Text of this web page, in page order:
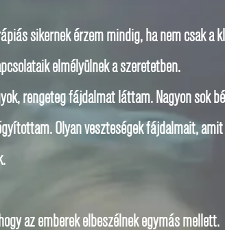
sikernek érzem mindig, ha nem csak a
elmélyülnek a szeretetben.
rengeteg fájdalmat láttam. Nagyon sok
Olyan veszteségek fájdalmait,
az emberek elbeszélnek egymás mellett.